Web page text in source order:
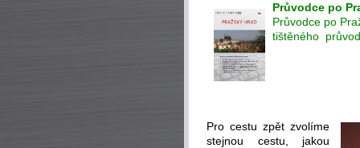
Průvodce po
Průvodce po
tištěného
Pro cestu zpět zvolíme
stejnou cestu, jakou